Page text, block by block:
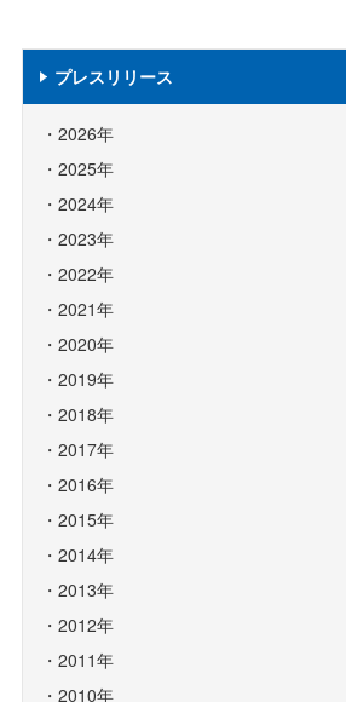
プレスリリース
2026年
2025年
2024年
2023年
2022年
2021年
2020年
2019年
2018年
2017年
2016年
2015年
2014年
2013年
2012年
2011年
2010年